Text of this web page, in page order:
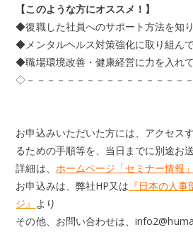
【このような方にオススメ！】
◆復職した社員へのサポート方法を知
◆メンタルヘルス対策強化に取り組ん
◆職場環境改善・健康経営に力を入れ
◇－－－－－－－－－－－－－－－－
お申込みいただいた方には、アクセス
るための手順等を、当日までに別途お
詳細は、 ホームページ「セミナー情報」
お申込みは、弊社HP又は 『日本の人
ジ』 より
その他、お問い合わせは、